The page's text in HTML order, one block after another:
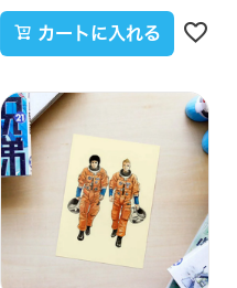
カートに入れる